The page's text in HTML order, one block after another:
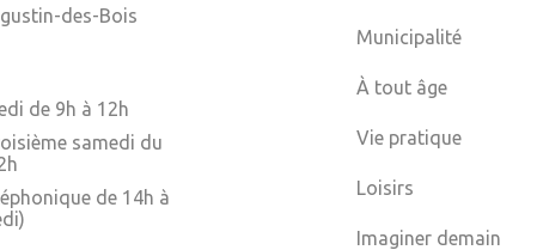
des-Bois
de 9h à 12h
samedi du
de 14h à
Municipalité
À tout âge
Vie pratique
Loisirs
Imaginer demain